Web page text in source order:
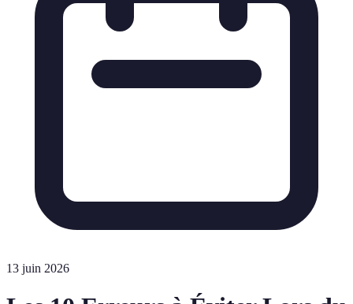
13 juin 2026